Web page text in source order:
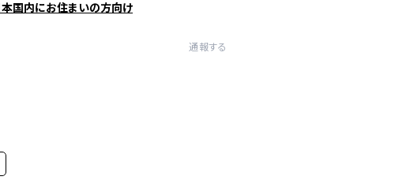
本国内にお住まいの方向け
通報する